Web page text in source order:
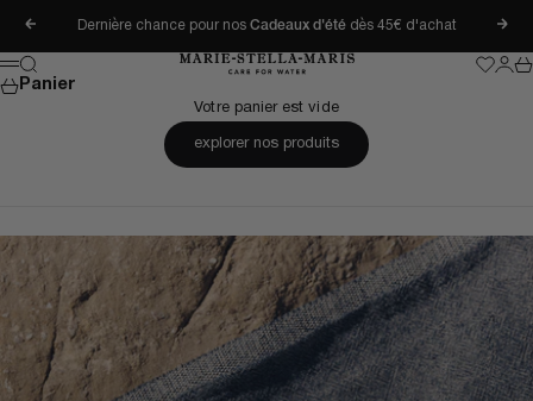
PrécédentDernière chance pour nos Cadeaux d'étédès 45€ d'achat
Marie-Stella-Maris
Menu
Recherche
Panier
Votre panier est vide
explorer nos produits